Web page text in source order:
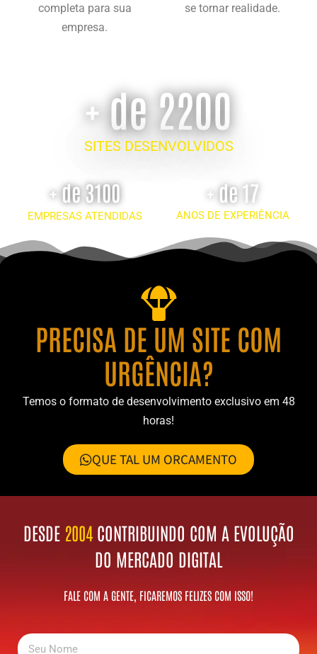
completa para sua
empresa.
se tornar realidade.
+ de 2200
SITES DESENVOLVIDOS
+ de 3100
EMPRESAS ATENDIDAS
+ de 17
ANOS DE EXPERIÊNCIA
PRECISA DE UM SITE COM
URGÊNCIA?
Temos o formato de desenvolvimento exclusivo em 48
horas!
QUE TAL UM ORÇAMENTO
DESDE 2004CONTRIBUINDO COM A EVOLUÇÃO
DO MERCADO DIGITAL
FALE COM A GENTE, FICAREMOS FELIZES COM ISSO!